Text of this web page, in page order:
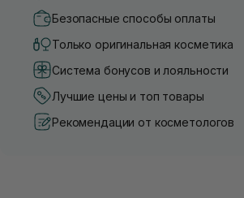
Безопасные способы оплаты
Только оригинальная косметика
Система бонусов и лояльности
Лучшие цены и топ товары
Рекомендации от косметологов